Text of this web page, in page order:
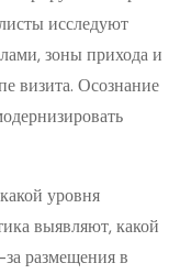
исследуют
зоны прихода и
визита. Осознание
уровня
выявляют, какой
размещения в